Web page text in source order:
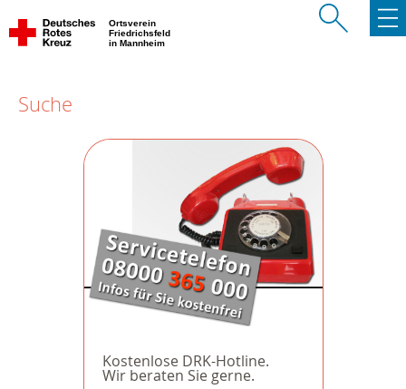
Ortsverein
Friedrichsfeld
in Mannheim
Suche
Kostenlose DRK-Hotline.
Wir beraten Sie gerne.